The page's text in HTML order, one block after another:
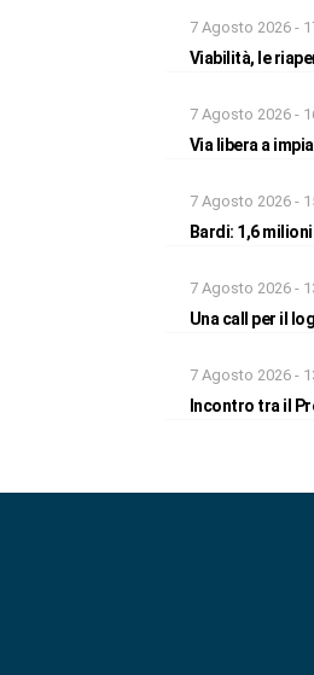
7 Agosto 2026 -
Viabilità, le
7 Agosto 2026 -
Via libera a
7 Agosto 2026 -
Bardi: 1,6
7 Agosto 2026 -
Una call per il
7 Agosto 2026 -
Incontro tra il